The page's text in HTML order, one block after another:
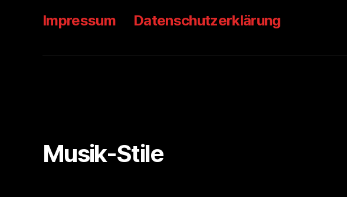
Impressum Datenschutzerklärung
Musik-Stile